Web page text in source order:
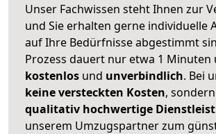
Unser Fachwissen steht Ihnen zur
und Sie erhalten gerne individuelle
auf Ihre Bedürfnisse abgestimmt
Prozess dauert nur etwa 1 Minuten
kostenlos und unverbindlich. Bei
keine versteckten Kosten,
qualitativ hochwertige
unserem Umzugspartner zum